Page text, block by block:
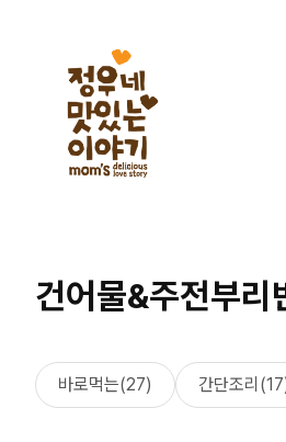
건어물&주전부리
바로먹는(27) 간단조리